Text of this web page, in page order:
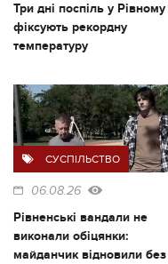
Три дні поспіль у Рівному
фіксують рекордну
температуру
СУСПІЛЬСТВО
06.08.26
Рівненські вандали не
виконали обіцянки:
майданчик відновили без